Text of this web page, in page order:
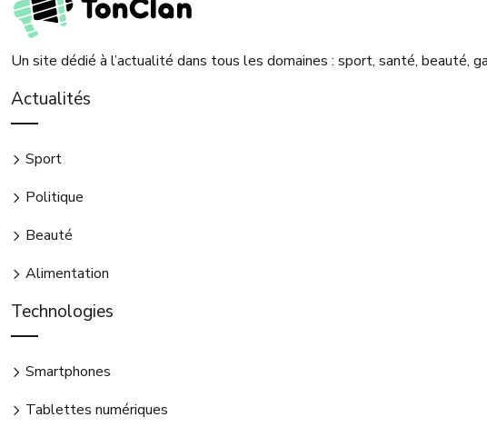
Un site dédié à l’actualité dans tous les domaines : sport, santé, beauté,
Actualités
Sport
Politique
Beauté
Alimentation
Technologies
Smartphones
Tablettes numériques